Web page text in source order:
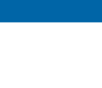
Nieuwstadt